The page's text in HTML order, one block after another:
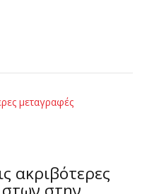
ακριβότερες